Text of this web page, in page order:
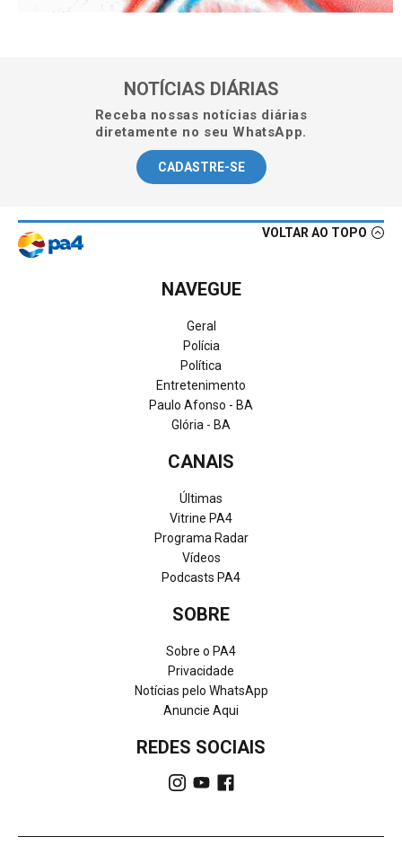
NOTÍCIAS DIÁRIAS
Receba nossas notícias diárias
diretamente no seu WhatsApp.
CADASTRE-SE
VOLTAR AO TOPO
NAVEGUE
Geral
Polícia
Política
Entretenimento
Paulo Afonso - BA
Glória - BA
CANAIS
Últimas
Vitrine PA4
Programa Radar
Vídeos
Podcasts PA4
SOBRE
Sobre o PA4
Privacidade
Notícias pelo WhatsApp
Anuncie Aqui
REDES SOCIAIS